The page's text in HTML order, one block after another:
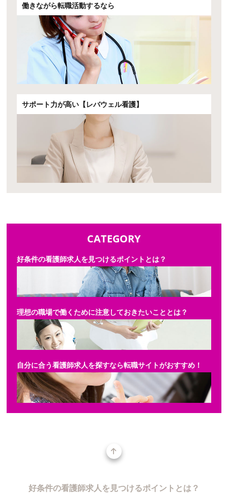
働きながら転職活動するなら
サポート力が高い【レバウェル看護】
CATEGORY
好条件の看護師求人を見つけるポイントとは？
理想の職場で働くために注意しておきたいこととは？
自分に合う看護師求人を探すなら転職サイトがおすすめ！
好条件の看護師求人を見つけるポイントとは？